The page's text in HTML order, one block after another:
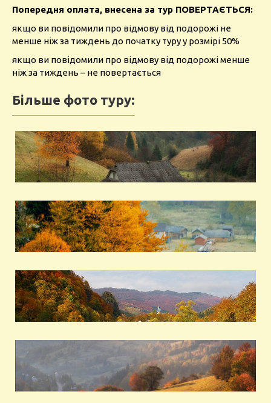
Попередня оплата, внесена за тур ПОВЕРТАЄТЬСЯ:
якщо ви повідомили про відмову від подорожі не
менше ніж за тиждень до початку туру у розмірі 50%
якщо ви повідомили про відмову від подорожі менше
ніж за тиждень – не повертається
Більше фото туру: